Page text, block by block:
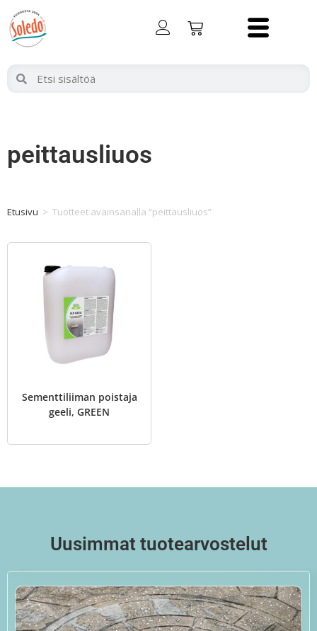
peittausliuos
Etusivu > Tuotteet avainsanalla “peittausliuos”
Sementtiliiman poistaja
geeli, GREEN
Uusimmat tuotearvostelut